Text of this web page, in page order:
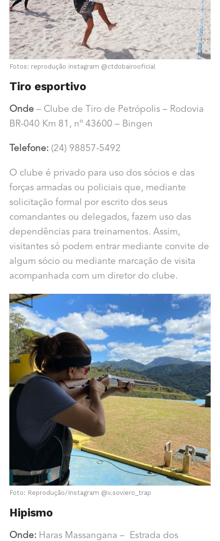
Fotos: reprodução instagram @ctdobairooficial
Tiro esportivo
Onde– Clube de Tiro de Petrópolis – Rodovia
BR-040 Km 81, nº 43600 – Bingen
Telefone: (24) 98857-5492
O clube é privado para uso dos sócios e das
forças armadas ou policiais que, mediante
solicitação formal por escrito dos seus
comandantes ou delegados, fazem uso das
dependências para treinamentos. Assim,
visitantes só podem entrar mediante convite de
algum sócio ou mediante marcação de visita
acompanhada com um diretor do clube.
Foto: Reprodução/Instagram @v.soviero_trap
Hipismo
Onde:Haras Massangana –
Estrada dos